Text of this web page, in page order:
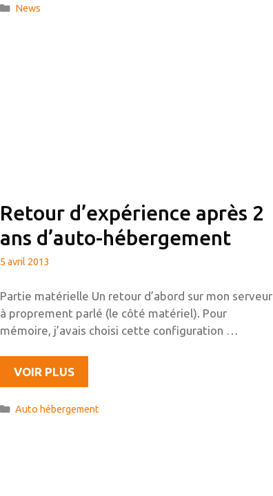
Catégories
News
Retour d’expérience après 2
ans d’auto-hébergement
5 avril 2013
Partie matérielle Un retour d’abord sur mon serveur
à proprement parlé (le côté matériel). Pour
mémoire, j’avais choisi cette configuration …
VOIR PLUSRETOUR
D’EXPÉRIENCE
APRÈS
Catégories
Auto hébergement